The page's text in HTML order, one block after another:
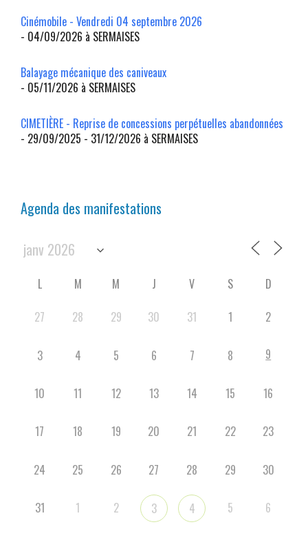
Cinémobile - Vendredi 04 septembre 2026
- 04/09/2026 à SERMAISES
Balayage mécanique des caniveaux
- 05/11/2026 à SERMAISES
CIMETIÈRE - Reprise de concessions perpétuelles abandonnées
- 29/09/2025 - 31/12/2026 à SERMAISES
Agenda des manifestations
L M M J V S
D
27
28 29 30 31 1 2
3 4 5 6 7 8 9
10 11 12 13 14 15 16
17 18 19 20 21 22 23
24 25 26 27 28 29 30
31 1 2 3 4 5 6